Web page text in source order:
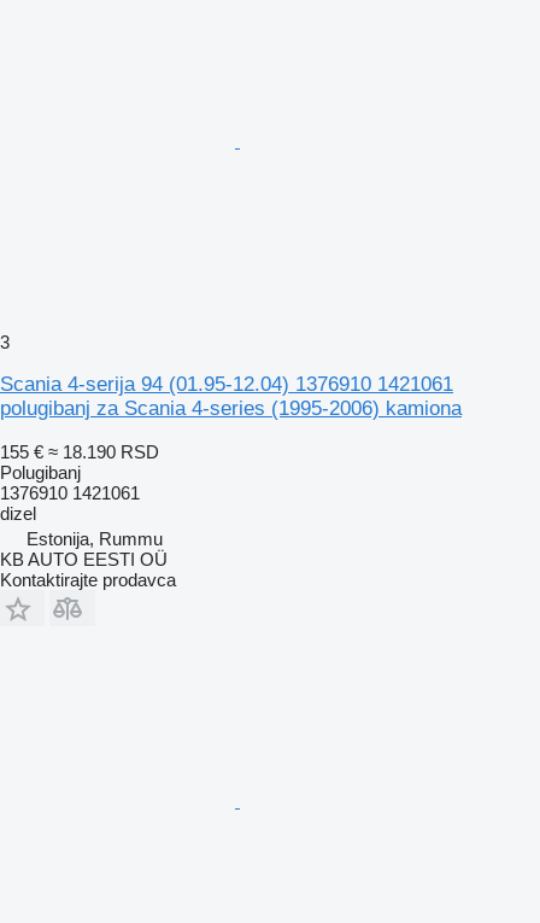
3
Scania 4-seriјa 94 (01.95-12.04) 1376910 1421061
polugibanj za Scania 4-series (1995-2006) kamiona
155 € ≈ 18.190 RSD
Polugibanj
1376910 1421061
dizel
Estonija, Rummu
KB AUTO EESTI OÜ
Kontaktirajte prodavca